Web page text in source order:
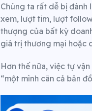
Chúng ta rất dễ bị đánh
xem, lượt tim, lượt
thượng của bất kỳ
giá trị thương mại hoặc
Hơn thế nữa, việc tự
“một mình cân cả bản